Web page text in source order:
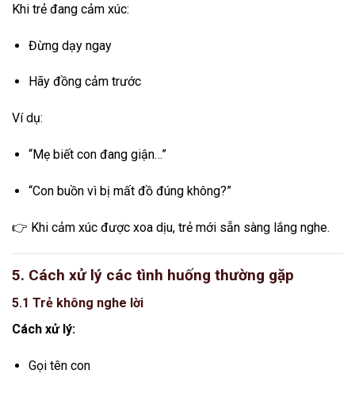
Khi trẻ đang cảm xúc:
Đừng dạy ngay
Hãy đồng cảm trước
Ví dụ:
“Mẹ biết con đang giận…”
“Con buồn vì bị mất đồ đúng không?”
👉 Khi cảm xúc được xoa dịu, trẻ mới sẵn sàng lắng nghe.
5. Cách xử lý các tình huống thường gặp
5.1 Trẻ không nghe lời
Cách xử lý:
Gọi tên con